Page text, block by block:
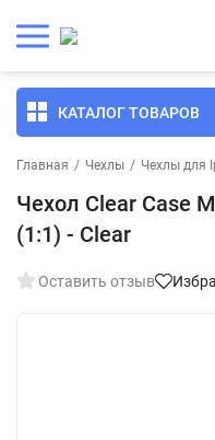
КАТАЛОГ ТОВАРОВ
Главная / Чехлы / Чехлы для
Чехол Clear Case
(1:1) - Clear
Оставить отзыв